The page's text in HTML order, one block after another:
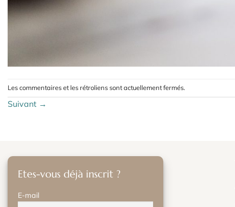
Les commentaires et les rétroliens sont actuellement fermés.
Suivant →
Etes-vous déjà inscrit ?
E-mail